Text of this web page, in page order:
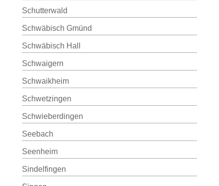
Schutterwald
Schwäbisch Gmünd
Schwäbisch Hall
Schwaigern
Schwaikheim
Schwetzingen
Schwieberdingen
Seebach
Seenheim
Sindelfingen